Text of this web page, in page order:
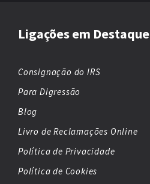
Ligações em Destaque
Consignação do IRS
Para Digressão
Blog
Livro de Reclamações Online
Política de Privacidade
Política de Cookies